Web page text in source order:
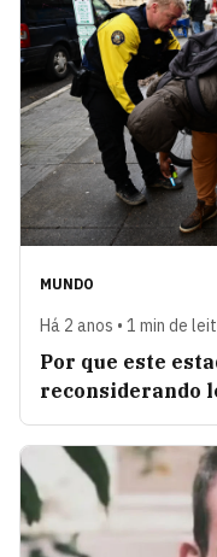
MUNDO
Há 2 anos • 1 min de
Por que este
reconsiderando